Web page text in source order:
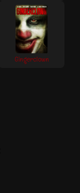
Gingerclown